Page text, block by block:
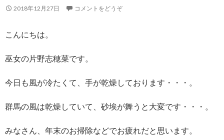
2018年12月27日 コメントをどうぞ
こんにちは。
巫女の片野志穂菜です。
今日も風が冷たくて、手が乾燥しております・・・。
群馬の風は乾燥していて、砂埃が舞うと大変です・・・。
みなさん、年末のお掃除などでお疲れだと思います。